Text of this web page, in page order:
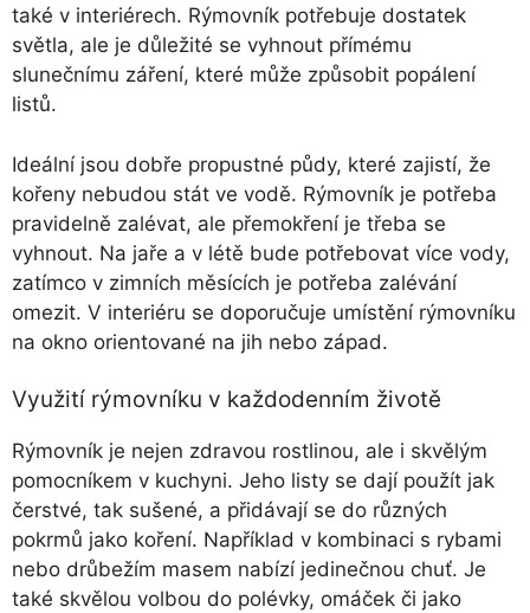
také v interiérech. Rýmovník potřebuje dostatek
světla, ale je důležité se vyhnout přímému
slunečnímu záření, které může způsobit popálení
listů.
Ideální jsou dobře propustné půdy, které zajistí, že
kořeny nebudou stát ve vodě. Rýmovník je potřeba
pravidelně zalévat, ale přemokření je třeba se
vyhnout. Na jaře a v létě bude potřebovat více vody,
zatímco v zimních měsících je potřeba zalévání
omezit. V interiéru se doporučuje umístění rýmovníku
na okno orientované na jih nebo západ.
Využití rýmovníku v každodenním životě
Rýmovník je nejen zdravou rostlinou, ale i skvělým
pomocníkem v kuchyni. Jeho listy se dají použít jak
čerstvé, tak sušené, a přidávají se do různých
pokrmů jako koření. Například v kombinaci s rybami
nebo drůbežím masem nabízí jedinečnou chuť. Je
také skvělou volbou do polévky, omáček či jako